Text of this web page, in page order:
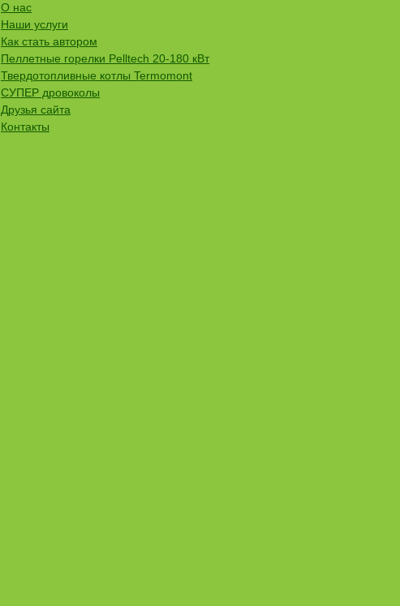
О нас
Наши услуги
Как стать автором
Пеллетные горелки Pelltech 20-180 кВт
Твердотопливные котлы Termomont
СУПЕР дровоколы
Друзья сайта
Контакты